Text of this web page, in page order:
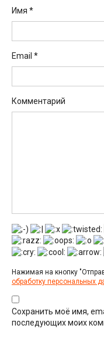
Имя *
Email *
Комментарий
Нажимая на кнопку
обработку персональных
Сохранить моё имя,
последующих моих